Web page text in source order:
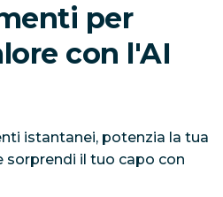
per
con l'AI
istantanei, potenzia la tua
il tuo capo con